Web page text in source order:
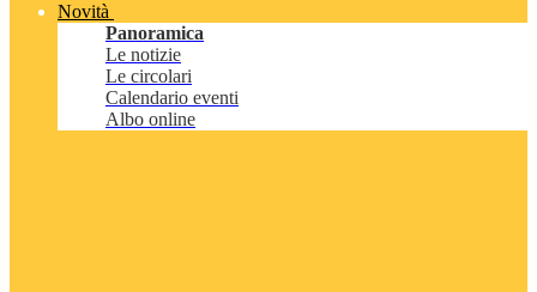
Novità
Panoramica
Le notizie
Le circolari
Calendario eventi
Albo online